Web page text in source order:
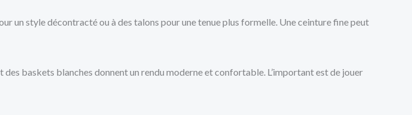
un style décontracté ou à des talons pour une tenue plus formelle. Une ceinture fine peut
baskets blanches donnent un rendu moderne et confortable. L’important est de jouer